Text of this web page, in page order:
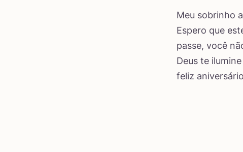
Meu sobrinho
Espero que
passe, você
Deus te
feliz